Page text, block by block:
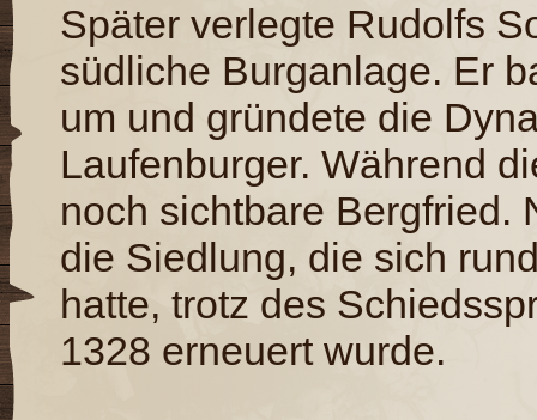
Später verlegte Rudolfs
südliche Burganlage. Er
um und gründete die
Laufenburger. Während
noch sichtbare Bergfried.
die Siedlung, die sich
hatte, trotz des
1328 erneuert wurde.